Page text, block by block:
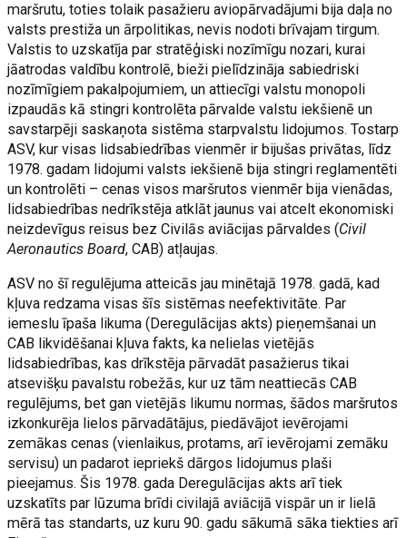
maršrutu, toties tolaik pasažieru aviopārvadājumi bija daļa no
valsts prestiža un ārpolitikas, nevis nodoti brīvajam tirgum.
Valstis to uzskatīja par stratēģiski nozīmīgu nozari, kurai
jāatrodas valdību kontrolē, bieži pielīdzināja sabiedriski
nozīmīgiem pakalpojumiem, un attiecīgi valstu monopoli
izpaudās kā stingri kontrolēta pārvalde valstu iekšienē un
savstarpēji saskaņota sistēma starpvalstu lidojumos. Tostarp
ASV, kur visas lidsabiedrības vienmēr ir bijušas privātas, līdz
1978. gadam lidojumi valsts iekšienē bija stingri reglamentēti
un kontrolēti – cenas visos maršrutos vienmēr bija vienādas,
lidsabiedrības nedrīkstēja atklāt jaunus vai atcelt ekonomiski
neizdevīgus reisus bez Civilās aviācijas pārvaldes (Civil
Aeronautics Board, CAB) atļaujas.
ASV no šī regulējuma atteicās jau minētajā 1978. gadā, kad
kļuva redzama visas šīs sistēmas neefektivitāte. Par
iemeslu īpaša likuma (Deregulācijas akts) pieņemšanai un
CAB likvidēšanai kļuva fakts, ka nelielas vietējās
lidsabiedrības, kas drīkstēja pārvadāt pasažierus tikai
atsevišķu pavalstu robežās, kur uz tām neattiecās CAB
regulējums, bet gan vietējās likumu normas, šādos maršrutos
izkonkurēja lielos pārvadātājus, piedāvājot ievērojami
zemākas cenas (vienlaikus, protams, arī ievērojami zemāku
servisu) un padarot iepriekš dārgos lidojumus plaši
pieejamus. Šis 1978. gada Deregulācijas akts arī tiek
uzskatīts par lūzuma brīdi civilajā aviācijā vispār un ir lielā
mērā tas standarts, uz kuru 90. gadu sākumā sāka tiekties arī